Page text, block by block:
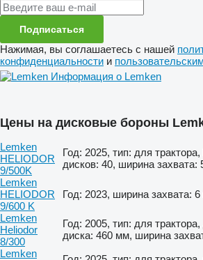
Подписаться
Нажимая, вы соглашаетесь с нашей
конфиденциальности и
Информация о Lemken
Цены на дисковые бороны
Lemken
HELIODOR
9/500K
Год: 2025, тип: для
дисков: 40, ширина захвата:
Lemken
HELIODOR
9/600 K
Год: 2023, ширина захвата:
Lemken
Heliodor
8/300
Год: 2005, тип: для
диска: 460 мм, ширина
Lemken